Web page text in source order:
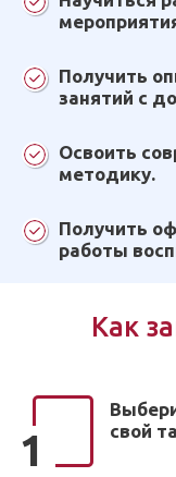
Получить
занятий с
Освоить
методику.
Получить
работы
Как
1
свой